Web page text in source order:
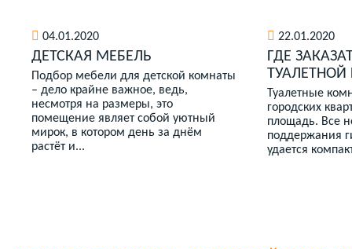
04.01.2020
ДЕТСКАЯ МЕБЕЛЬ
Подбор мебели для детской комнаты
– дело крайне важное, ведь,
несмотря на размеры, это
помещение являет собой уютный
мирок, в котором день за днём
растёт и...
22.01.2020
ГДЕ
Туалетные
городских
площадь. Все
поддержания
удается